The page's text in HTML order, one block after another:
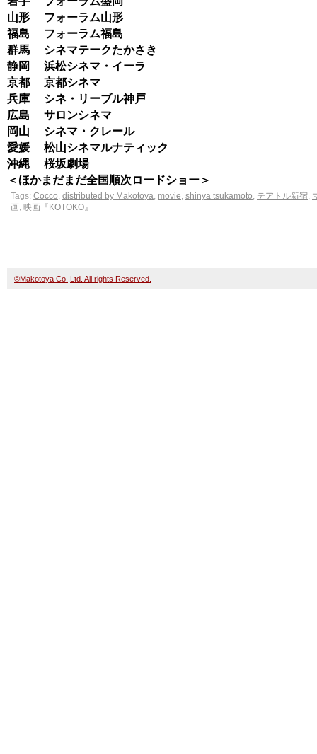
山形 フォーラム山形
福島 フォーラム福島
群馬 シネマテークたかさき
静岡 浜松シネマ・イーラ
京都 京都シネマ
兵庫 シネ・リーブル神戸
広島 サロンシネマ
岡山 シネマ・クレール
愛媛 松山シネマルナティック
沖縄 桜坂劇場
＜ほかまだまだ全国順次ロードショー＞
Tags: Cocco, distributed by Makotoya, movie, shinya tsukamoto, テアトル新宿,
画, 映画『KOTOKO』
©Makotoya Co.,Ltd. All rights Reserved.